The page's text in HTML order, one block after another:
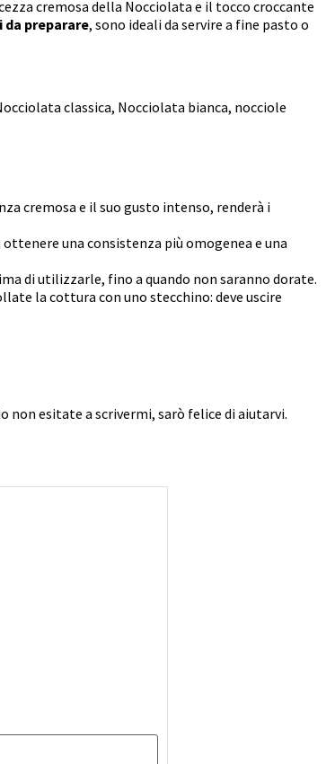
cremosa della Nocciolata e il tocco croccante
da preparare, sono ideali da servire a fine pasto o
classica, Nocciolata bianca, nocciole
cremosa e il suo gusto intenso, renderà i
una consistenza più omogenea e una
di utilizzarle, fino a quando non saranno dorate.
la cottura con uno stecchino: deve uscire
non esitate a scrivermi, sarò felice di aiutarvi.